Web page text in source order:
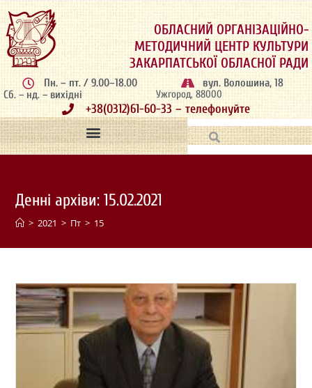
ОБЛАСНИЙ ОРГАНІЗАЦІЙНО-
МЕТОДИЧНИЙ ЦЕНТР КУЛЬТУРИ
ЗАКАРПАТСЬКОЇ ОБЛАСНОЇ РАДИ
Пн. – пт. / 9.00–18.00
Сб. – нд. – вихідні
вул. Волошина, 18
Ужгород, 88000
+38(0312)61-60-33 – телефонуйте
Денні архіви: 15.02.2021
> 2021 > Пт > 15